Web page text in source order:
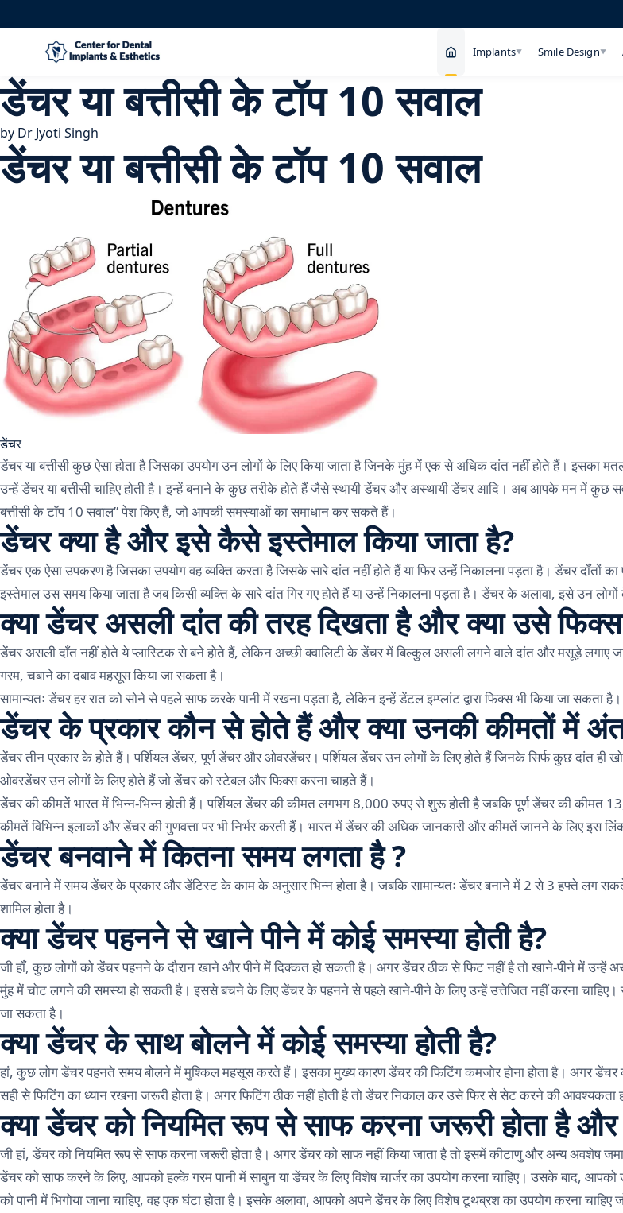
Implants▼ Smile Design▼
डेंचर या बत्तीसी के टॉप 10 सवाल
by Dr Jyoti Singh
डेंचर या बत्तीसी के टॉप 10 सवाल
डेंचर
डेंचर या बत्तीसी कुछ ऐसा होता है जिसका उपयोग उन लोगों के लिए किया जाता है जिनके मुंह में एक से अधिक दांत नहीं होते हैं।
उन्हें डेंचर या बत्तीसी चाहिए होती है। इन्हें बनाने के कुछ तरीके होते हैं जैसे स्थायी डेंचर और अस्थायी डेंचर आदि। अब आपके मन में
बत्तीसी के टॉप 10 सवाल” पेश किए हैं, जो आपकी समस्याओं का समाधान कर सकते हैं।
डेंचर क्या है और इसे कैसे इस्तेमाल किया जाता है?
डेंचर एक ऐसा उपकरण है जिसका उपयोग वह व्यक्ति करता है जिसके सारे दांत नहीं होते हैं या फिर उन्हें निकालना पड़ता है। डेंचर दाँतों
इस्तेमाल उस समय किया जाता है जब किसी व्यक्ति के सारे दांत गिर गए होते हैं या उन्हें निकालना पड़ता है। डेंचर के अलावा, इसे उन
क्या डेंचर असली दांत की तरह दिखता है और क्या उसे
डेंचर असली दाँत नहीं होते ये प्लास्टिक से बने होते हैं, लेकिन अच्छी क्वालिटी के डेंचर में बिल्कुल असली लगने वाले दांत और मसूड़े
गरम, चबाने का दबाव महसूस किया जा सकता है।
सामान्यतः डेंचर हर रात को सोने से पहले साफ करके पानी में रखना पड़ता है, लेकिन इन्हें डेंटल इम्प्लांट द्वारा फिक्स भी किया जा सकता है।
डेंचर के प्रकार कौन से होते हैं और क्या उनकी कीमतों में
डेंचर तीन प्रकार के होते हैं। पर्शियल डेंचर, पूर्ण डेंचर और ओवरडेंचर। पर्शियल डेंचर उन लोगों के लिए होते हैं जिनके सिर्फ कुछ दांत ही
ओवरडेंचर उन लोगों के लिए होते हैं जो डेंचर को स्टेबल और फिक्स करना चाहते हैं।
डेंचर की कीमतें भारत में भिन्न-भिन्न होती हैं। पर्शियल डेंचर की कीमत लगभग 8,000 रुपए से शुरू होती है जबकि पूर्ण डेंचर की
कीमतें विभिन्न इलाकों और डेंचर की गुणवत्ता पर भी निर्भर करती हैं। भारत में डेंचर की अधिक जानकारी और कीमतें जानने के लिए इस
डेंचर बनवाने में कितना समय लगता है ?
डेंचर बनाने में समय डेंचर के प्रकार और डेंटिस्ट के काम के अनुसार भिन्न होता है। जबकि सामान्यतः डेंचर बनाने में 2 से 3 हफ्ते लग
शामिल होता है।
क्या डेंचर पहनने से खाने पीने में कोई समस्या होती है?
जी हाँ, कुछ लोगों को डेंचर पहनने के दौरान खाने और पीने में दिक्कत हो सकती है। अगर डेंचर ठीक से फिट नहीं है तो खाने-पीने में
मुंह में चोट लगने की समस्या हो सकती है। इससे बचने के लिए डेंचर के पहनने से पहले खाने-पीने के लिए उन्हें उत्तेजित नहीं करना
जा सकता है।
क्या डेंचर के साथ बोलने में कोई समस्या होती है?
हां, कुछ लोग डेंचर पहनते समय बोलने में मुश्किल महसूस करते हैं। इसका मुख्य कारण डेंचर की फिटिंग कमजोर होना होता है। अगर
सही से फिटिंग का ध्यान रखना जरूरी होता है। अगर फिटिंग ठीक नहीं होती है तो डेंचर निकाल कर उसे फिर से सेट करने की आवश्यकता
क्या डेंचर को नियमित रूप से साफ करना जरूरी होता है
जी हां, डेंचर को नियमित रूप से साफ करना जरूरी होता है। अगर डेंचर को साफ नहीं किया जाता है तो इसमें कीटाणु और अन्य
डेंचर को साफ करने के लिए, आपको हल्के गरम पानी में साबुन या डेंचर के लिए विशेष चार्जर का उपयोग करना चाहिए। उसके बाद,
को पानी में भिगोया जाना चाहिए, वह एक घंटा होता है। इसके अलावा, आपको अपने डेंचर के लिए विशेष टूथब्रश का उपयोग करना